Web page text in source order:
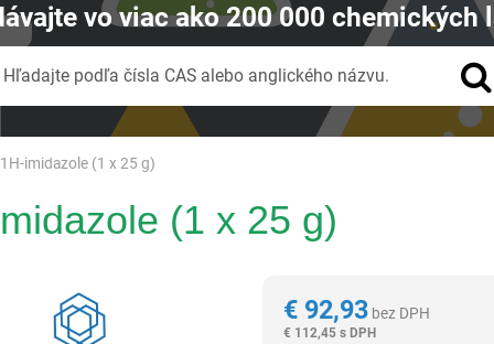
imidazole (1 x 25 g)
(1 x 25 g)
€92,93 bez DPH
€ 112,45 s DPH
vo viac ako200 000 chemických
Hľadajte podľa čísla CAS alebo anglického názvu.